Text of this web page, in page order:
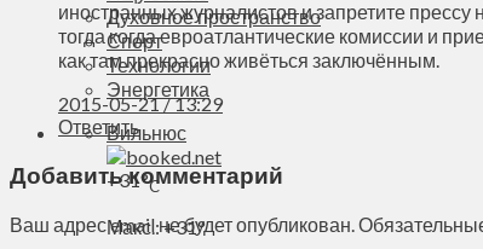
Духовное пространство
Спорт
Технологии
Энергетика
Вильнюс
+31°C
Макс.:+31°
иностранных журналистов и запретите прессу
тогда когда евроатлантические комиссии и
как там прекрасно живёться заключённым.
2015-05-21 / 13:29
Ответить
Добавить комментарий
Ваш адрес email не будет опубликован.